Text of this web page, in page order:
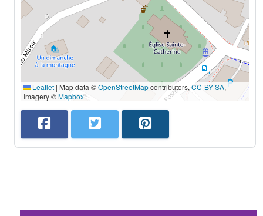
Leaflet | Map data ©OpenStreetMapcontributors, CC-BY-SA,
Imagery ©Mapbox